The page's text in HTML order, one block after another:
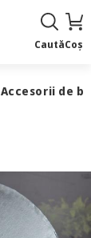
CautăCoș
Accesorii de